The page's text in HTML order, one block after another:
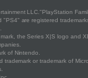
LLC."PlayStation
are registered
the Series X|S logo and
of Nintendo.
trademark or trademark of